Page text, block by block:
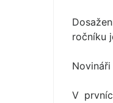
ročníku
Novináři
V